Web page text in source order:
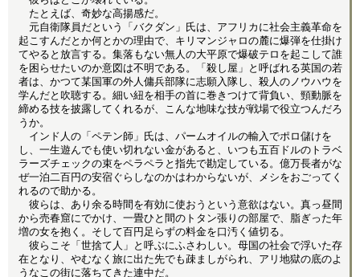
たとえば、奇妙な高揚感だ。
元自衛隊員だという「バクダン」氏は、アフリカに社会主義革命を
起こすんだとか何とかの理由で、キリマンジャロの麓に爆弾を仕掛け
てやると放言する。集落もない無人の大平原で爆破テロを起こして誰
を困らせたいのか意図は不明である。「殺し屋」と呼ばれる英国の若
者は、かつて某国軍の外人傭兵部隊に志願入隊し、殺人のノウハウを
学んだと吹聴する。細い紐を相手の首に巻きつけて背負い、頸動脈を
締める技を披露してくれるが、こんな地味な技が戦場で役立つんだろ
うか。
インド人の「ペテン師」氏は、パームオイルの輸入でポロ儲けを
し、一生遊んでも使い切れない金があると、いつも五百ドルのトラベ
ラーズチェックの束をペラペラと指先で勘定している。億万長者がな
ぜ一泊二百円の安宿ぐらしなのかはわからないが、メシをおごってく
れるので助かる。
彼らは、あり余る時間を有効に使おうという意欲はない。真っ昼間
から売春窟にでかけ、一畳ひと間のトタン張りの部屋で、脂ぎった年
増の女を抱く。そして百円足らずの料金を口汚く値切る。
彼らこそ「世捨て人」と呼ぶにふさわしい。母国の社会で浮いた存
在となり、やむなく旅に出た先でも疎ましがられ、アリ地獄の底のよ
うなこの街に落ちてきた連中だ。